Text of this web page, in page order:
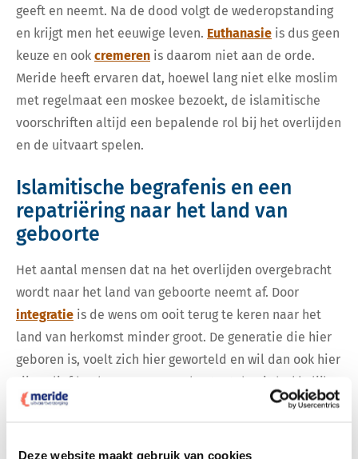
Deze website maakt gebruik van cookies
geeft en neemt. Na de dood volgt de wederopstanding
en krijgt men het eeuwige leven. Euthanasie is dus geen
keuze en ook cremeren is daarom niet aan de orde.
Meride heeft ervaren dat, hoewel lang niet elke moslim
met regelmaat een moskee bezoekt, de islamitische
voorschriften altijd een bepalende rol bij het overlijden
en de uitvaart spelen.
Islamitische begrafenis en een
repatriëring naar het land van
geboorte
Het aantal mensen dat na het overlijden overgebracht
wordt naar het land van geboorte neemt af. Door
integratie is de wens om ooit terug te keren naar het
land van herkomst minder groot. De generatie die hier
geboren is, voelt zich hier geworteld en wil dan ook hier
zijn geliefden begraven. Maar bestaat de uitdrukkelijke
wens om na het overlijden
te worden,
dit te regelen met ruimte voor eventuele rituelen.